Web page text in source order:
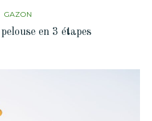
GAZON
en 3 étapes